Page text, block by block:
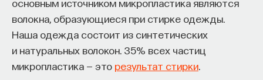
основным источником микропластика являются
волокна, образующиеся при стирке одежды.
Наша одежда состоит из синтетических
и натуральных волокон. 35% всех частиц
микропластика — это результат стирки
мутаций, которые не дают ему дальше
размножаться внутри клетки. Но это еще не все:
затем вирусные гены подвергаются защитному
метилированию (то есть введению в гены